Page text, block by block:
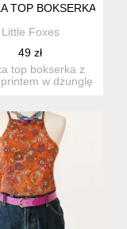
TOP BOKSERKA Z
Little Foxes
49 zł
top bokserka z
w dżunglę